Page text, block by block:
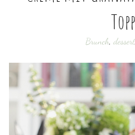
Brunch dessert